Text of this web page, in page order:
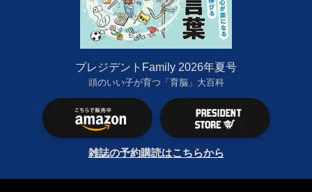
プレジデントFamily 2026年夏号
頭のいい子が育つ「育脳」大百科
雑誌の予約購読はこちらから